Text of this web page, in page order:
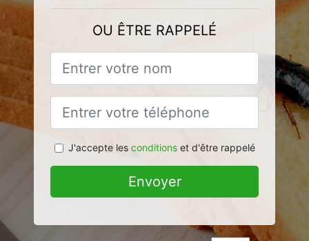
OU ÊTRE RAPPELÉ
J'accepte les conditionset d'être rappelé
Envoyer